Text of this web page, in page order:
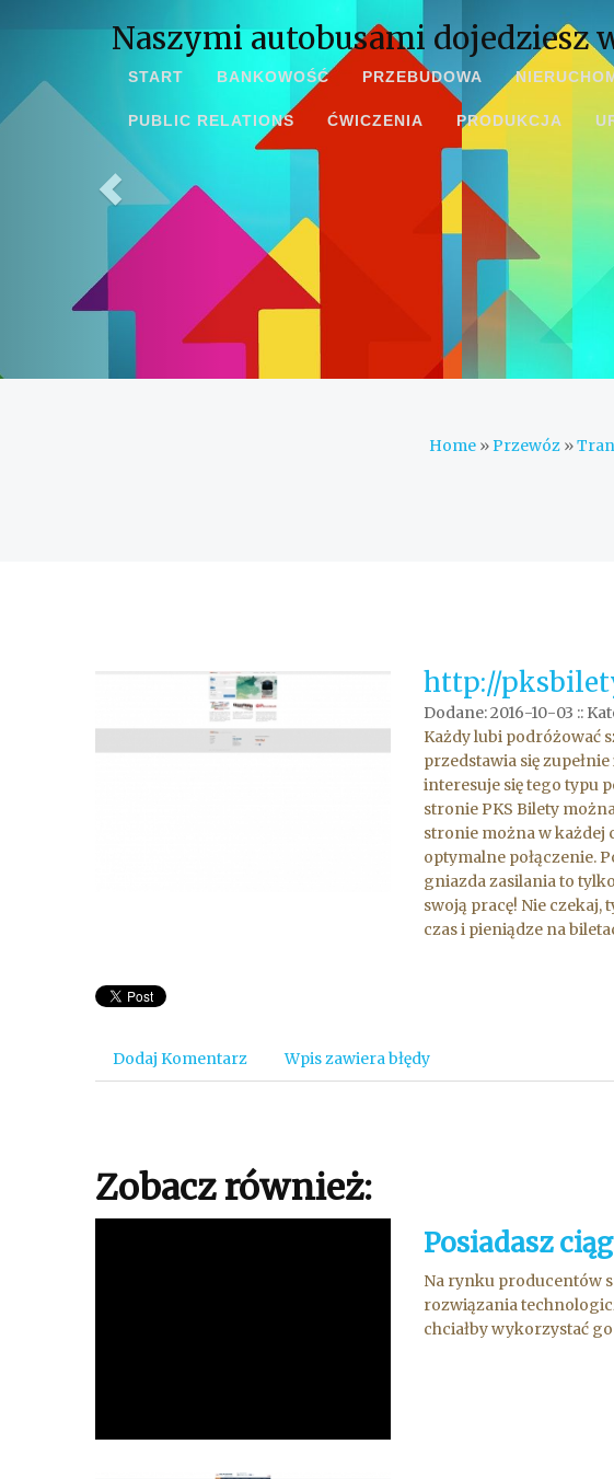
Naszymi autobusami dojedziesz
START BANKOWOŚĆ PRZEBUDOWA
PUBLIC RELATIONS ĆWICZENIA PRODUKCJA
Home »Przewóz »
http://
Dodane: 2016-10-03 ::
Każdy lubi podróżować
przedstawia się
interesuje się tego typu
stronie PKS Bilety
stronie można w każdej
optymalne połączenie.
gniazda zasilania to
swoją pracę! Nie czekaj,
czas i pieniądze na
Dodaj Komentarz Wpis zawiera błędy
Zobacz również:
Posiadasz
Na rynku producentów
rozwiązania
chciałby wykorzystać